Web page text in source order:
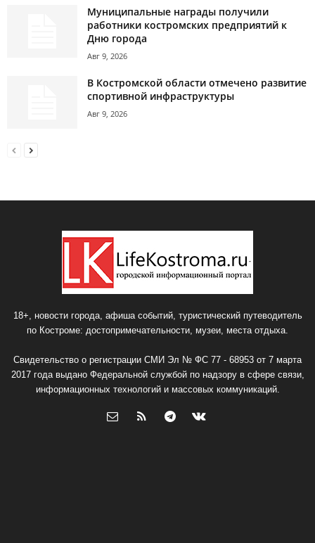
Муниципальные награды получили
работники костромских предприятий к
Дню города
Авг 9, 2026
В Костромской области отмечено развитие
спортивной инфраструктуры
Авг 9, 2026
18+, новости города, афиша событий, туристический путеводитель
по Костроме: достопримечательности, музеи, места отдыха.
Свидетельство о регистрации СМИ Эл № ФС 77 - 68953 от 7 марта
2017 года выдано Федеральной службой по надзору в сфере связи,
информационных технологий и массовых коммуникаций.